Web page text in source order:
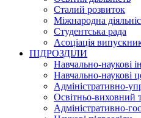
Сталий розвиток
Міжнародна
Студентська рада
Асоціація
ПІДРОЗДІЛИ
Навчально-наукові
Навчально-наукові
Адміністративно-
Освітньо-виховний
Адміністративно-